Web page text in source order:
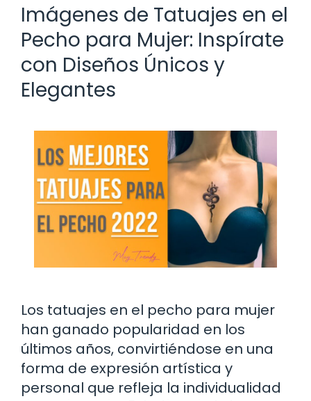
Imágenes de Tatuajes en el
Pecho para Mujer: Inspírate
con Diseños Únicos y
Elegantes
Los tatuajes en el pecho para mujer
han ganado popularidad en los
últimos años, convirtiéndose en una
forma de expresión artística y
personal que refleja la individualidad